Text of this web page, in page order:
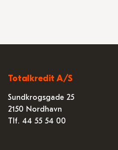
Totalkredit A/S
Sundkrogsgade 25
2150 Nordhavn
Tlf. 44 55 54 00